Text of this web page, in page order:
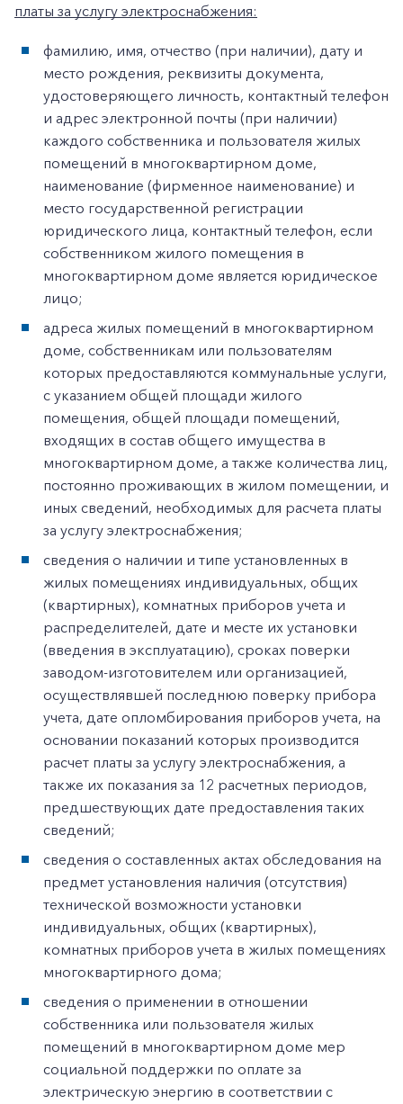
платы за услугу электроснабжения:
фамилию, имя, отчество (при наличии), дату и
место рождения, реквизиты документа,
удостоверяющего личность, контактный телефон
и адрес электронной почты (при наличии)
каждого собственника и пользователя жилых
помещений в многоквартирном доме,
наименование (фирменное наименование) и
место государственной регистрации
юридического лица, контактный телефон, если
собственником жилого помещения в
многоквартирном доме является юридическое
лицо;
адреса жилых помещений в многоквартирном
доме, собственникам или пользователям
которых предоставляются коммунальные услуги,
с указанием общей площади жилого
помещения, общей площади помещений,
входящих в состав общего имущества в
многоквартирном доме, а также количества лиц,
постоянно проживающих в жилом помещении, и
иных сведений, необходимых для расчета платы
за услугу электроснабжения;
сведения о наличии и типе установленных в
жилых помещениях индивидуальных, общих
(квартирных), комнатных приборов учета и
распределителей, дате и месте их установки
(введения в эксплуатацию), сроках поверки
заводом-изготовителем или организацией,
осуществлявшей последнюю поверку прибора
учета, дате опломбирования приборов учета, на
основании показаний которых производится
расчет платы за услугу электроснабжения, а
также их показания за 12 расчетных периодов,
предшествующих дате предоставления таких
сведений;
сведения о составленных актах обследования на
предмет установления наличия (отсутствия)
технической возможности установки
индивидуальных, общих (квартирных),
комнатных приборов учета в жилых помещениях
многоквартирного дома;
сведения о применении в отношении
собственника или пользователя жилых
помещений в многоквартирном доме мер
социальной поддержки по оплате за
электрическую энергию в соответствии с